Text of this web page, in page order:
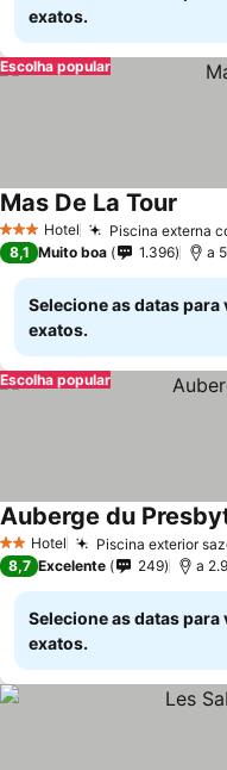
exatos.
Escolha popular
3 EstrelasHotel Piscina externa
Mas De La Tour
8,1 Muito boa 1.396 a
Selecione as datas para
exatos.
Escolha popular
2 Estrelas
Hotel Piscina exterior
Auberge du
8,7 Excelente 249 a
Selecione as datas para
exatos.